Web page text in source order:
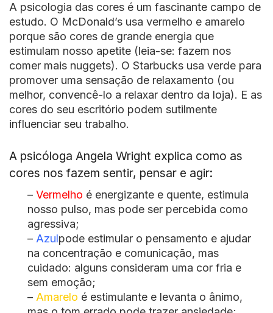
A psicologia das cores é um fascinante campo de
estudo. O McDonald’s usa vermelho e amarelo
porque são cores de grande energia que
estimulam nosso apetite (leia-se: fazem nos
comer mais nuggets). O Starbucks usa verde para
promover uma sensação de relaxamento (ou
melhor, convencê-lo a relaxar dentro da loja). E as
cores do seu escritório podem sutilmente
influenciar seu trabalho.
A psicóloga Angela Wright explica como as
cores nos fazem sentir, pensar e agir:
– Vermelho é energizante e quente, estimula
nosso pulso, mas pode ser percebida como
agressiva;
– Azulpode estimular o pensamento e ajudar
na concentração e comunicação, mas
cuidado: alguns consideram uma cor fria e
sem emoção;
– Amarelo é estimulante e levanta o ânimo,